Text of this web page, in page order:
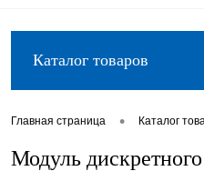
Каталог товаров
Главная страница • Каталог
Модуль